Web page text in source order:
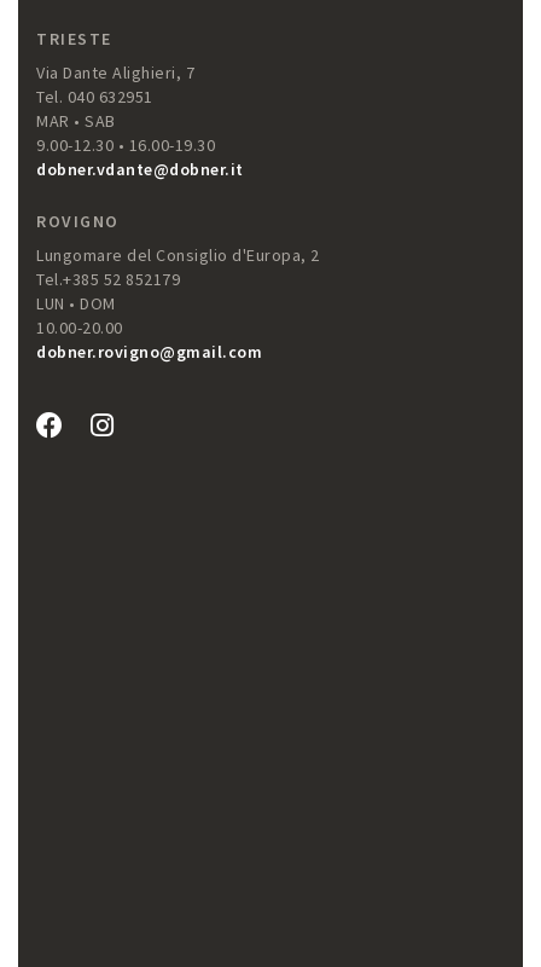
TRIESTE
Via Dante Alighieri, 7
Tel. 040 632951
MAR • SAB
9.00-12.30 • 16.00-19.30
dobner.vdante@dobner.it
ROVIGNO
Lungomare del Consiglio d'Europa, 2
Tel.+385 52 852179
LUN • DOM
10.00-20.00
dobner.rovigno@gmail.com